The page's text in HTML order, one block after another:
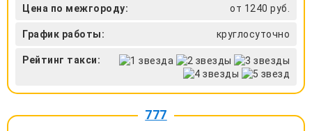
Цена по межгороду: от 1240 руб.
График работы: круглосуточно
Рейтинг такси:
777